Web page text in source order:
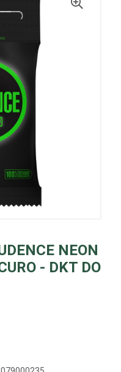
NEON
- DKT DO